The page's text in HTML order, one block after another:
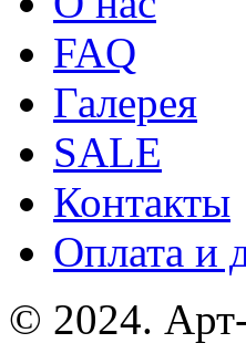
FAQ
Галерея
SALE
Контакты
Оплата и
© 2024.